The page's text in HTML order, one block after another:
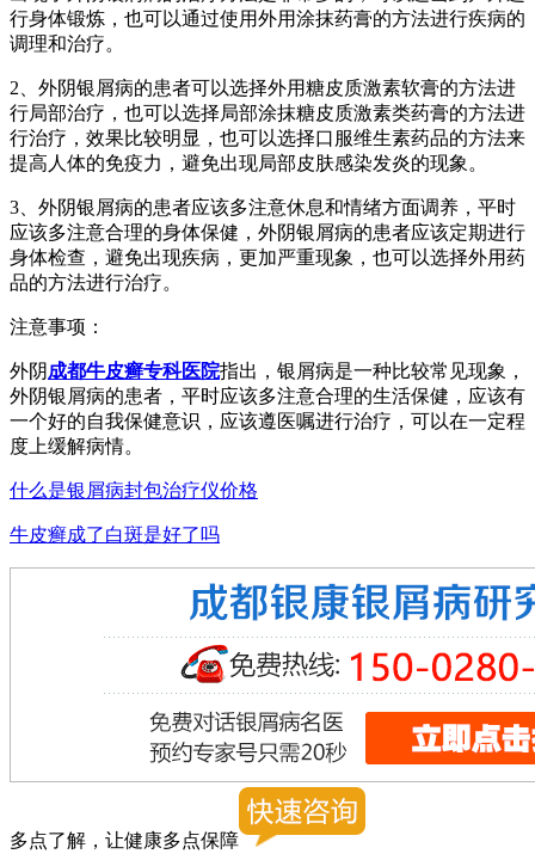
行身体锻炼，也可以通过使用外用涂抹药膏的方法进行疾病的
调理和治疗。
2、外阴银屑病的患者可以选择外用糖皮质激素软膏的方法进
行局部治疗，也可以选择局部涂抹糖皮质激素类药膏的方法进
行治疗，效果比较明显，也可以选择口服维生素药品的方法来
提高人体的免疫力，避免出现局部皮肤感染发炎的现象。
3、外阴银屑病的患者应该多注意休息和情绪方面调养，平时
应该多注意合理的身体保健，外阴银屑病的患者应该定期进行
身体检查，避免出现疾病，更加严重现象，也可以选择外用药
品的方法进行治疗。
注意事项：
外阴成都牛皮癣专科医院指出，银屑病是一种比较常见现象，
外阴银屑病的患者，平时应该多注意合理的生活保健，应该有
一个好的自我保健意识，应该遵医嘱进行治疗，可以在一定程
度上缓解病情。
什么是银屑病封包治疗仪价格
牛皮癣成了白斑是好了吗
多点了解，让健康多点保障